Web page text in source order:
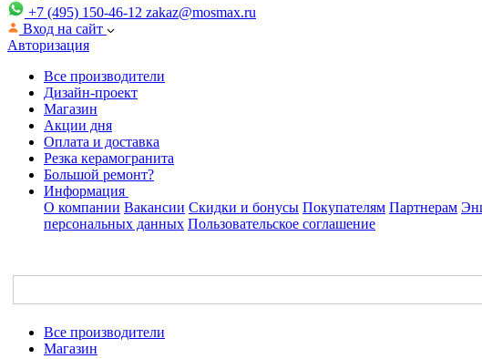
+7 (495) 150-46-12 zakaz@mosmax.ru
Вход на сайт
Авторизация
Все производители
Дизайн-проект
Магазин
Акции дня
Оплата и доставка
Резка керамогранита
Большой ремонт?
Информация
О компании Вакансии Скидки и бонусы Покупателям Партнерам
персональных данных Пользовательское соглашение
Все производители
Магазин